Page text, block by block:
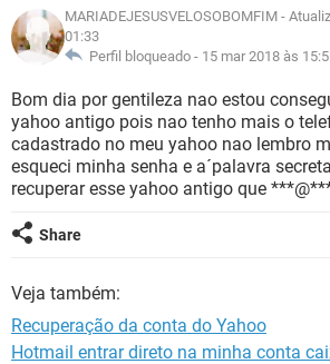
GUIA DE COMPRAS
INSTAGRAM
GUIA DE COMPRAS
CELULAR FACEBOOK
OUTLOOK EXCEL
GUIA DE COMPRAS
JOGOS
CELULAR
OUTLOOK EXCEL
INSTAGRAM GMAIL
GUIA DE COMPRAS
GLOSSÁRIO
CELULAR
OUTLOOK EXCEL
INSTAGRAM GMAIL
GUIA DE COMPRAS
MARIADEJESUSVELOSOBOMFIM-
01:33
Perfil bloqueado - 15 mar 2018 às
Bom dia por gentileza nao estou
yahoo antigo pois nao tenho mais o
cadastrado no meu yahoo nao lembro
esqueci minha senha e a´palavra
recuperar esse yahoo antigo que
Share
Veja também:
Recuperação da conta do Yahoo
Hotmail entrar direto na minha conta